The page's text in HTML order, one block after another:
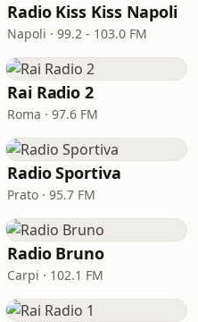
Radio Kiss Kiss Napoli
Napoli · 99.2 - 103.0 FM
Rai Radio 2
Roma · 97.6 FM
Radio Sportiva
Prato · 95.7 FM
Radio Bruno
Carpi · 102.1 FM